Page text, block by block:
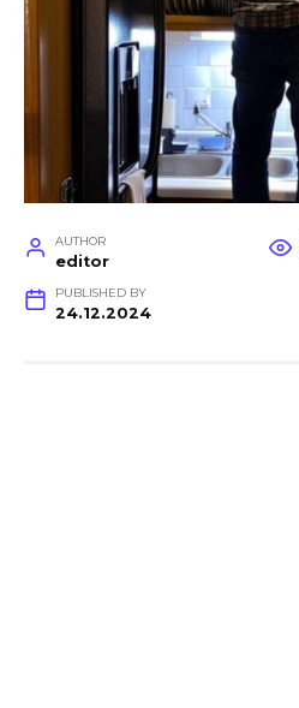
AUTHOR
editor
PUBLISHED BY
24.12.2024